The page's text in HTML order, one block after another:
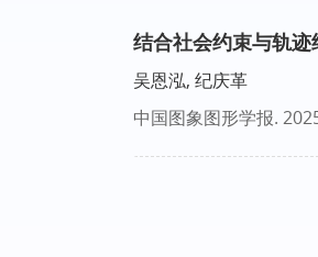
结合社会约束与轨
吴恩泓, 纪庆革
中国图象图形学报.